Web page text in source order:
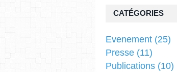
CATÉGORIES
Evenement (25)
Presse (11)
Publications (10)